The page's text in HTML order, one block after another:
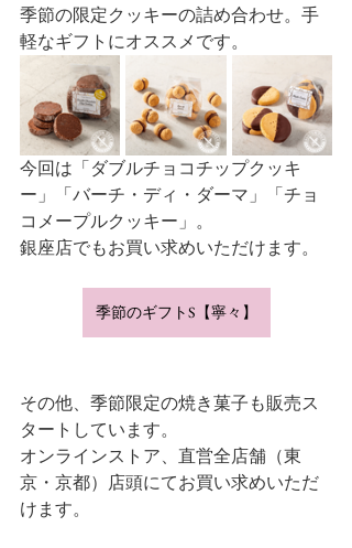
季節の限定クッキーの詰め合わせ。手
軽なギフトにオススメです。
今回は「ダブルチョコチップクッキ
ー」「バーチ・ディ・ダーマ」「チョ
コメープルクッキー」。
銀座店でもお買い求めいただけます。
季節のギフトS【寧々】
その他、季節限定の焼き菓子も販売ス
タートしています。
オンラインストア、直営全店舗（東
京・京都）店頭にてお買い求めいただ
けます。